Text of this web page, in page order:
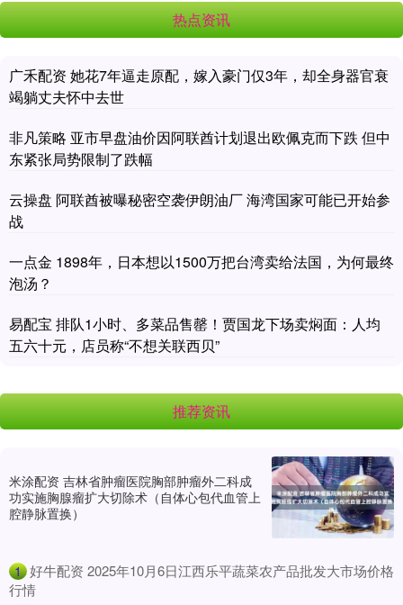
热点资讯
广禾配资 她花7年逼走原配，嫁入豪门仅3年，却全身器官衰
竭躺丈夫怀中去世
非凡策略 亚市早盘油价因阿联酋计划退出欧佩克而下跌 但中
东紧张局势限制了跌幅
云操盘 阿联酋被曝秘密空袭伊朗油厂 海湾国家可能已开始参
战
一点金 1898年，日本想以1500万把台湾卖给法国，为何最终
泡汤？
易配宝 排队1小时、多菜品售罄！贾国龙下场卖焖面：人均
五六十元，店员称“不想关联西贝”
推荐资讯
米涂配资 吉林省肿瘤医院胸部肿瘤外二科成
功实施胸腺瘤扩大切除术（自体心包代血管上
腔静脉置换）
1 ​好牛配资 2025年10月6日江西乐平蔬菜农产品批发大市场价格
行情